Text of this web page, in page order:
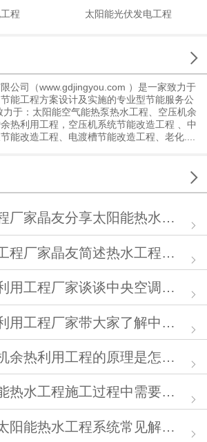
程 太阳能光伏发电工程

公司（www.gdjingyou.com ）是一家致力于
能工程方案设计及实施的专业型节能服务公
于：太阳能空气能热泵热水工程、空压机余
热利用工程，空压机系统节能改造工程 、中
能改造工程、电渡槽节能改造工程、老化....

友分享太阳能热水工程在安装中的作用
晶友简述热水工程施工步骤及注意事项
程厂家谈谈中央空调清洗步骤
厂家带大家了解中央空调余热利用工程
利用工程的原理是怎么样的？
工程施工过程中需要注意哪些问题
水工程系统常见解决方案有哪些？